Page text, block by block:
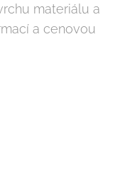
materiálu a
a cenovou